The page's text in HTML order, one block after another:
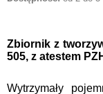
Zbiornik z
505, z atestem
Wytrzymały